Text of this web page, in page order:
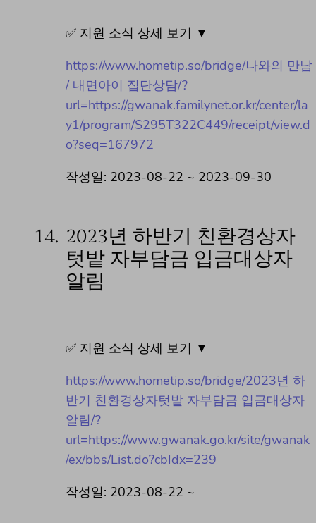
✅ 지원 소식 상세 보기 ▼
https://www.hometip.so/bridge/나와의 만남
/ 내면아이 집단상담/?
url=https://gwanak.familynet.or.kr/center/la
y1/program/S295T322C449/receipt/view.d
o?seq=167972
작성일: 2023-08-22 ~ 2023-09-30
14. 2023년 하반기 친환경상자
텃밭 자부담금 입금대상자
알림
✅ 지원 소식 상세 보기 ▼
https://www.hometip.so/bridge/2023년 하
반기 친환경상자텃밭 자부담금 입금대상자
알림/?
url=https://www.gwanak.go.kr/site/gwanak
/ex/bbs/List.do?cbIdx=239
작성일: 2023-08-22 ~